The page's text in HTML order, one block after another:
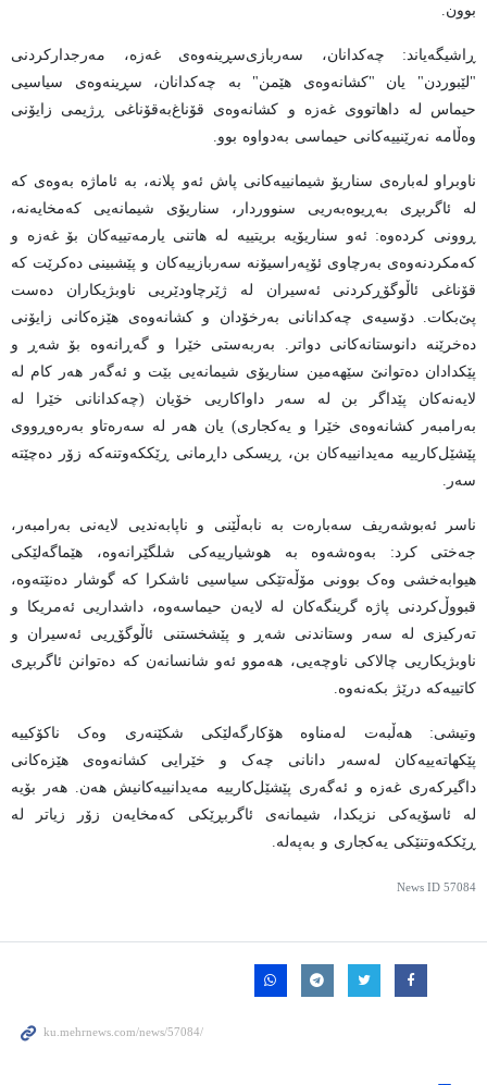
بوون.
ڕاشیگەیاند: چەکدانان، سەربازی‌سڕینەوەی غەزە، مەرجدارکردنی
"لێبوردن" یان "کشانەوەی هێمن" بە چەکدانان، سڕینەوەی سیاسیی
حیماس لە داهاتووی غەزە و کشانەوەی قۆناغ‌بەقۆناغی ڕژیمی زایۆنی
وەڵامە نەرێنییەکانی حیماسی بەدواوە بوو.
ناوبراو لەبارەی سناریۆ شیمانییەکانی پاش ئەو پلانە، بە ئاماژە بەوەی کە
لە ئاگربڕی بەڕیوەبەریی سنووردار، سناریۆی شیمانەیی کەمخایەنە،
ڕوونی کردەوە: ئەو سناریۆیە بریتییە لە هاتنی یارمەتییەکان بۆ غەزە و
کەمکردنەوەی بەرچاوی ئۆپەراسیۆنە سەربازییەکان و پێشبینی دەکرێت کە
قۆناغی ئاڵوگۆڕکردنی ئەسیران لە ژێرچاودێریی ناوبژیکاران دەست
پێ‌بکات. دۆسیەی چەکدانانی بەرخۆدان و کشانەوەی هێزەکانی زایۆنی
دەخرێنە دانوستانەکانی دواتر. بەربەستی خێرا و گەڕانەوە بۆ شەڕ و
پێکدادان دەتوانێ سێهەمین سناریۆی شیمانەیی بێت و ئەگەر هەر کام لە
لایەنەکان پێداگر بن لە سەر داواکاریی خۆیان (چەکدانانی خێرا لە
بەرامبەر کشانەوەی خێرا و یەکجاری) یان هەر لە سەرەتاو بەرەوڕووی
پێشێل‌کارییە مەیدانییەکان بن، ڕیسکی داڕمانی ڕێککەوتنەکە زۆر دەچێتە
سەر.
ناسر ئەبوشەریف سەبارەت بە نابەڵێنی و ناپابەندیی لایەنی بەرامبەر،
جەختی کرد: بەوەشەوە بە هوشیارییەکی شلگێرانەوە، هێماگەلێکی
هیوابەخشی وەک بوونی مۆڵەتێکی سیاسیی ئاشکرا کە گوشار دەنێتەوە،
قبووڵ‌کردنی پاژە گرینگەکان لە لایەن حیماسەوە، داشداریی ئەمریکا و
تەرکیزی لە سەر وستاندنی شەڕ و پێشخستنی ئاڵوگۆڕیی ئەسیران و
ناوبژیکاریی چالاکی ناوچەیی، هەموو ئەو شانسانەن کە دەتوانن ئاگربڕی
کاتییەکە درێژ بکەنەوە.
وتیشی: هەڵبەت لەمناوە هۆکارگەلێکی شکێنەری وەک ناکۆکییە
پێکهاتەییەکان لەسەر دانانی چەک و خێرایی کشانەوەی هێزەکانی
داگیرکەری غەزە و ئەگەری پێشێل‌کارییە مەیدانییەکانیش هەن. هەر بۆیە
لە ئاسۆیەکی نزیکدا، شیمانەی ئاگربڕێکی کەمخایەن زۆر زیاتر لە
ڕێککەوتنێکی یەکجاری و بەپەلە.
News ID 57084